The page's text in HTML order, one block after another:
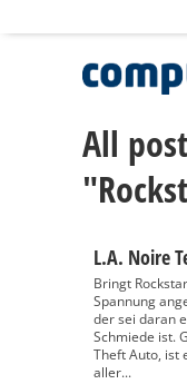
All
L.A. Noire
Bringt
Spannung
der sei daran
Schmiede ist.
Theft Auto, ist
aller...